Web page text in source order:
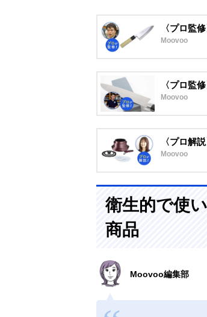
〈プロ監
Moovoo
〈プロ監
Moovoo
〈プロ解
Moovoo
衛生的で使
商品
Moovoo編集部